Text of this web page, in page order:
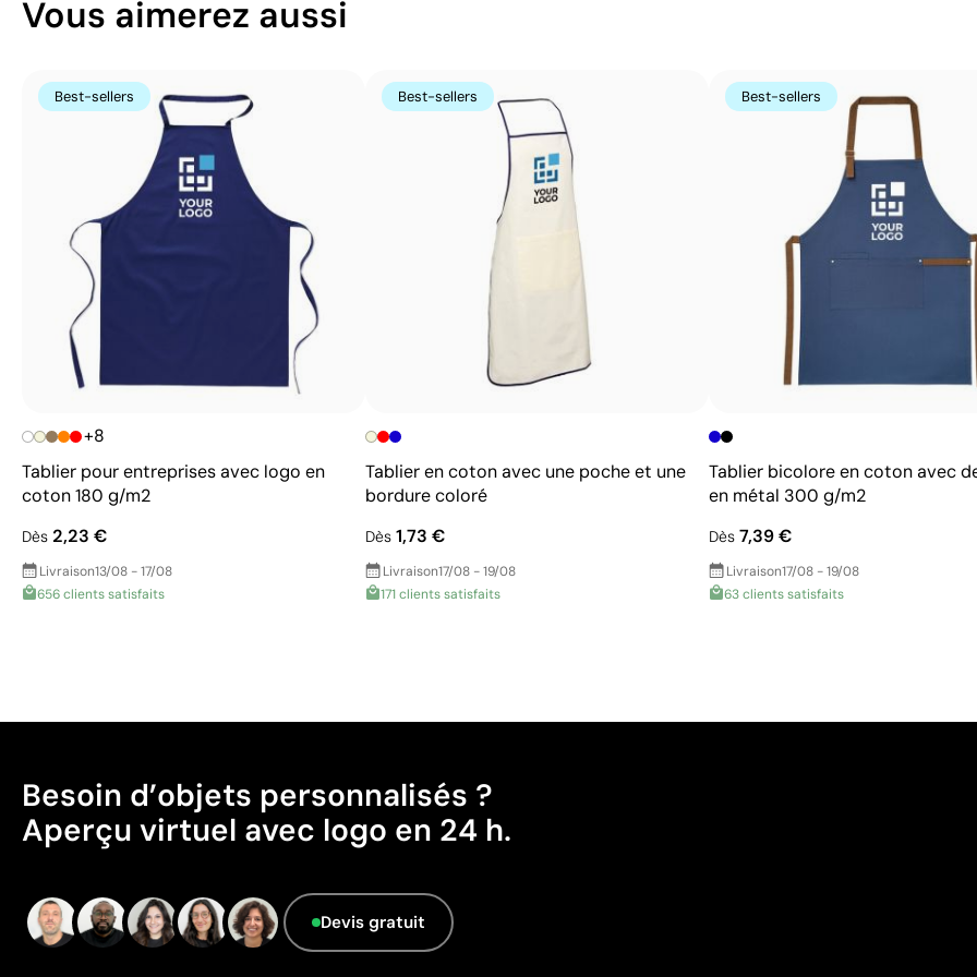
Possibilité d’impression avec couleurs Pantone®
exactes
Excellent rapport qualité-prix pour les grandes
séries
Idéale pour logos simples sans détails fins
Vous aimerez aussi
Best-sellers
+8
Tablier pour entreprises avec logo en
coton 180 g/m2
Dès 2,23 €
Livraison13/08 - 17/08
656 clients satisfaits
Best-sellers
Tablier en coton avec une poche et une
bordure coloré
Dès1,73 €
Livraison17/08 - 19/08
171 clients satisfaits
Best-sellers
Tablier bicolore en coton avec
en métal 300 g/m2
Dès7,39 €
Livraison17/08 - 19/08
63 clients satisfaits
Besoin d’objets personnalisés ?
Aperçu virtuel avec logo en 24 h.
Devis gratuit